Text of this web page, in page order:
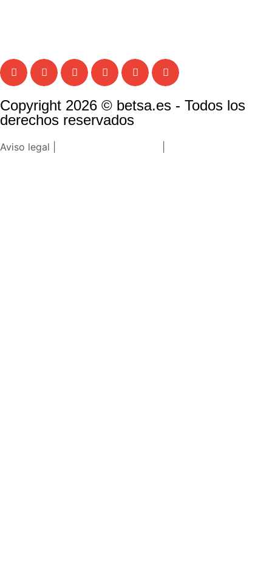
Copyright 2026 © betsa.es - Todos los
derechos reservados
Aviso legal |